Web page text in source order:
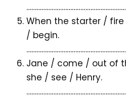
When the starter /
/ begin.
Jane / come / out of
she / see / Henry.